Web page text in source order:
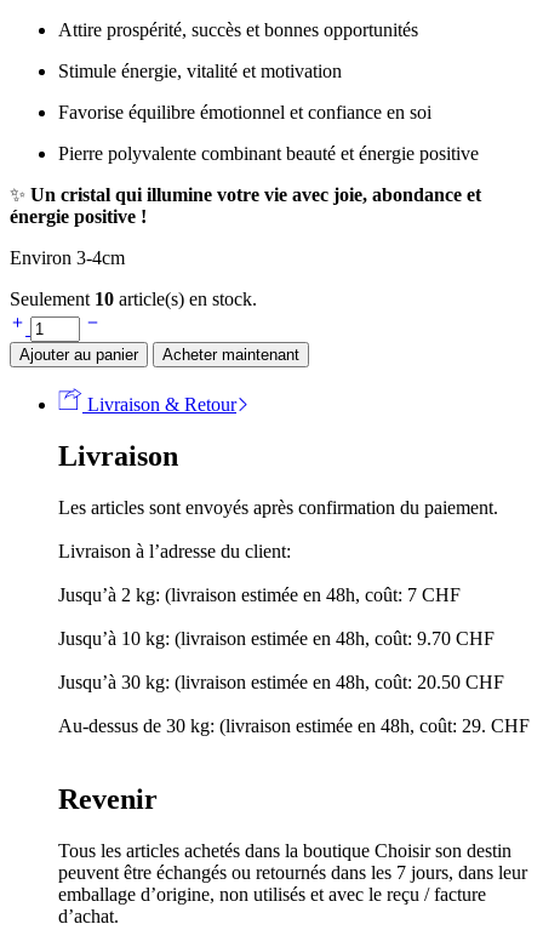
Attire prospérité, succès et bonnes opportunités
Stimule énergie, vitalité et motivation
Favorise équilibre émotionnel et confiance en soi
Pierre polyvalente combinant beauté et énergie positive
✨ Un cristal qui illumine votre vie avec joie, abondance et
énergie positive !
Environ 3-4cm
Seulement 10 article(s) en stock.
Ajouter au panier Acheter maintenant
Livraison & Retour
Livraison
Les articles sont envoyés après confirmation du paiement.
Livraison à l’adresse du client:
Jusqu’à 2 kg: (livraison estimée en 48h, coût: 7 CHF
Jusqu’à 10 kg: (livraison estimée en 48h, coût: 9.70 CHF
Jusqu’à 30 kg: (livraison estimée en 48h, coût: 20.50 CHF
Au-dessus de 30 kg: (livraison estimée en 48h, coût: 29. CHF
Revenir
Tous les articles achetés dans la boutique Choisir son destin
peuvent être échangés ou retournés dans les 7 jours, dans leur
emballage d’origine, non utilisés et avec le reçu / facture
d’achat.